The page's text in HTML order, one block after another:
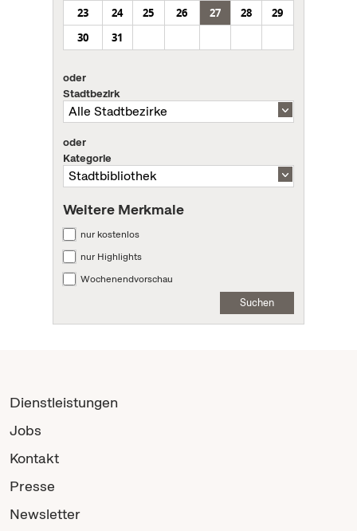
23
24 25 26 27 28
29
30
31
oder
Stadtbezirk
oder
Kategorie
Weitere Merkmale
nur kostenlos
nur Highlights
Wochenendvorschau
Suchen
Dienstleistungen
Jobs
Kontakt
Presse
Newsletter